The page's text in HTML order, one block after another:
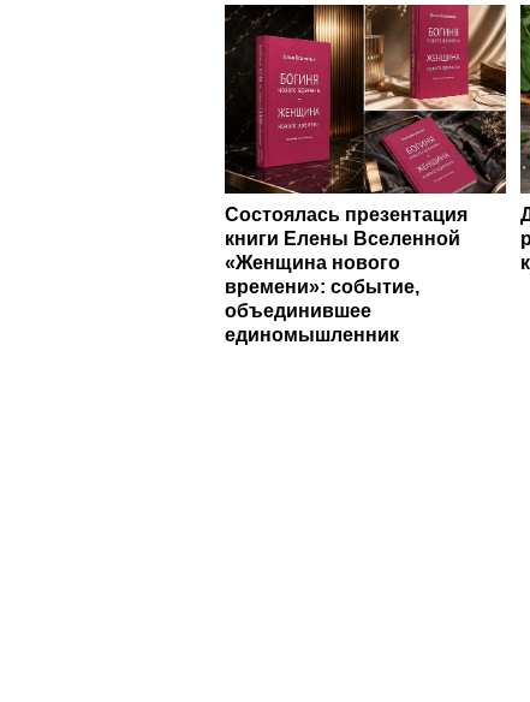
Состоялась презентация
книги Елены Вселенной
«Женщина нового
времени»: событие,
объединившее
единомышленник